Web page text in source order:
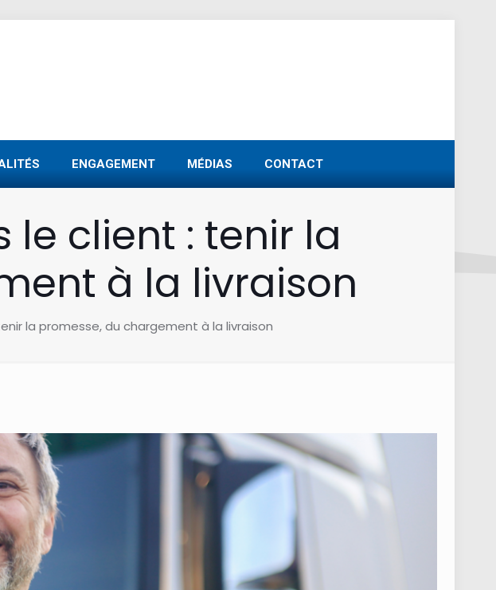
ENGAGEMENT MÉDIAS CONTACT
le client : tenir la
à la livraison
la promesse, du chargement à la livraison